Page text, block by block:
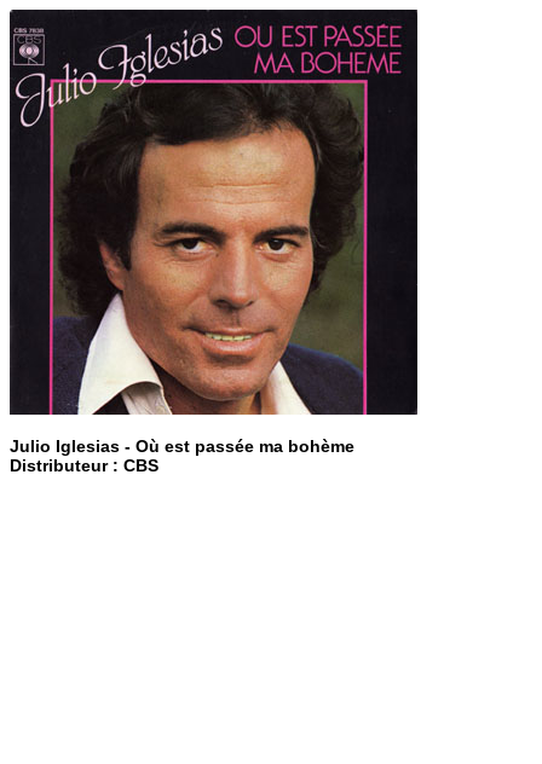
Julio Iglesias - Où est passée ma bohème
Distributeur : CBS